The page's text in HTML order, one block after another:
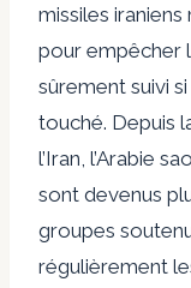
missiles
pour empêcher
sûrement suivi
touché. Depuis
l’Iran, l’Arabie
sont devenus
groupes
régulièrement